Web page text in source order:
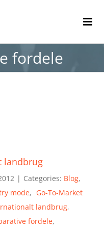
fordele
landbrug
| Categories: Blog,
mode, Go-To-Market
landbrug,
fordele,